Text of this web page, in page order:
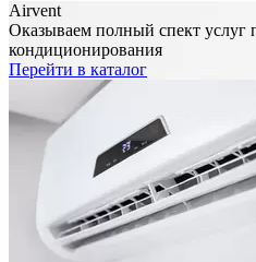
Airvent
Оказываем полный спект услуг
кондиционирования
Перейти в каталог